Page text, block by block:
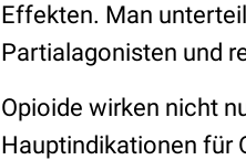
Effekten. Man
Partialagonisten und
Opioide wirken nicht
Hauptindikationen für